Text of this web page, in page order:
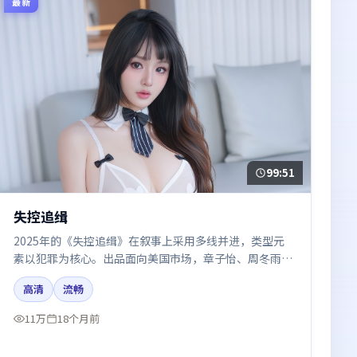
99:51
失控追缉
2025年的《失控追缉》在叙事上采用多线并进，类型元
素以犯罪为核心。出品面向美国市场，章子怡、周冬雨、
张译、咏梅所饰角色推动关键反转，结尾留白引发讨论。
高清
流畅
11万
18个月前